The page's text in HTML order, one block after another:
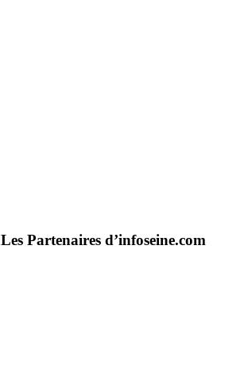
Les Partenaires d’infoseine.com